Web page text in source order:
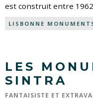
est construit entre
LISBONNE
LES
SINTRA
FANTAISISTE ET